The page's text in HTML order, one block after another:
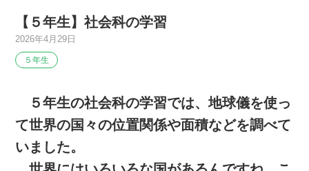
【５年生】社会科の学習
2026年4月29日
５年生
５年生の社会科の学習では、地球儀を使っ
て世界の国々の位置関係や面積などを調べて
いました。